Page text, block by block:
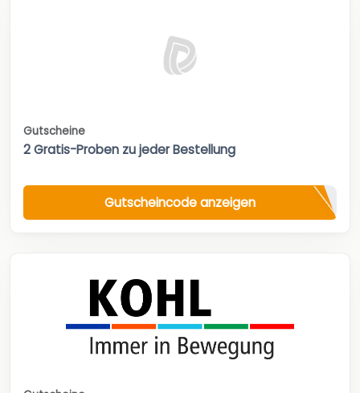
Gutscheine
2 Gratis-Proben zu jeder Bestellung
Gutscheincode anzeigen